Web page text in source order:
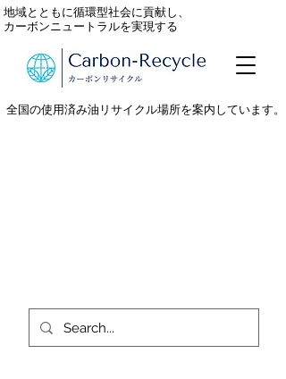
全国の使用済み油リサイクル場所を案内しています。
地域とともに循環型社会に貢献し、
カーボンニュートラルを実現する